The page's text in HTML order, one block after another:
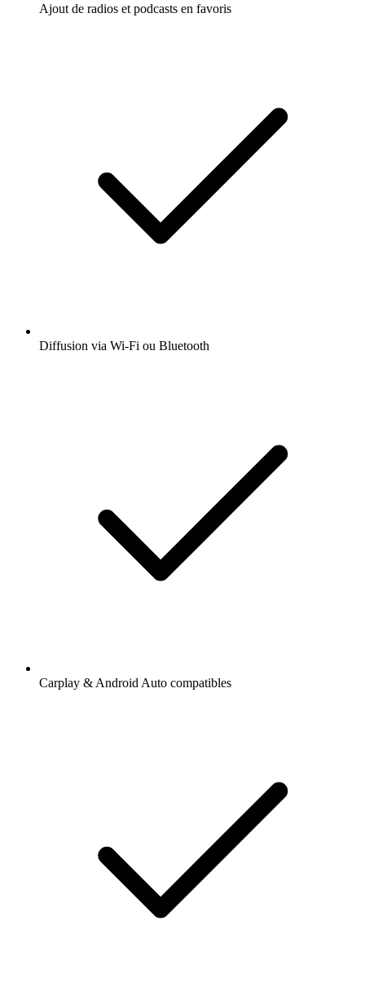
Ajout de radios et podcasts en favoris
Diffusion via Wi-Fi ou Bluetooth
Carplay & Android Auto compatibles